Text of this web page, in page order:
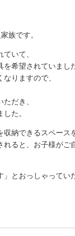
族です。
いて、
希望されていまし
りますので、
だき、
た。
納できるスペース
ると、お子様がご
」とおっしゃって